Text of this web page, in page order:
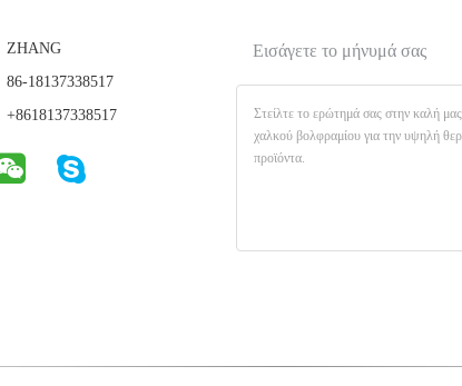
ZHANG
86-18137338517
+8618137338517
Εισάγετε το μήνυμά σας